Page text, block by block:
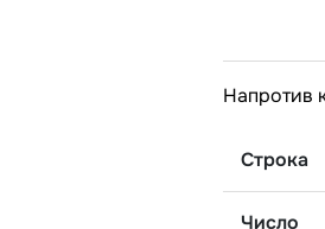
Напротив
Строка
Число